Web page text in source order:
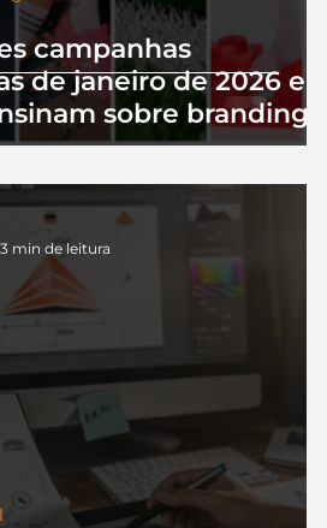
campanhas
de janeiro de 2026 e
sobre branding
3 min de leitura